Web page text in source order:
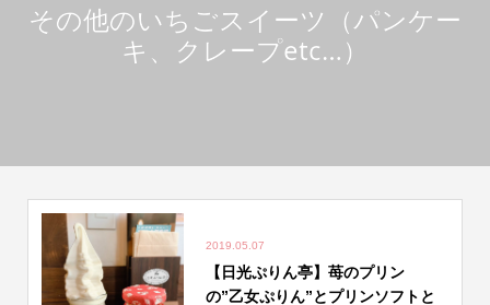
その他のいちごスイーツ（パンケー
キ、クレープetc…）
2019.05.07
【日光ぷりん亭】苺のプリン
の”乙女ぷりん”とプリンソフトと